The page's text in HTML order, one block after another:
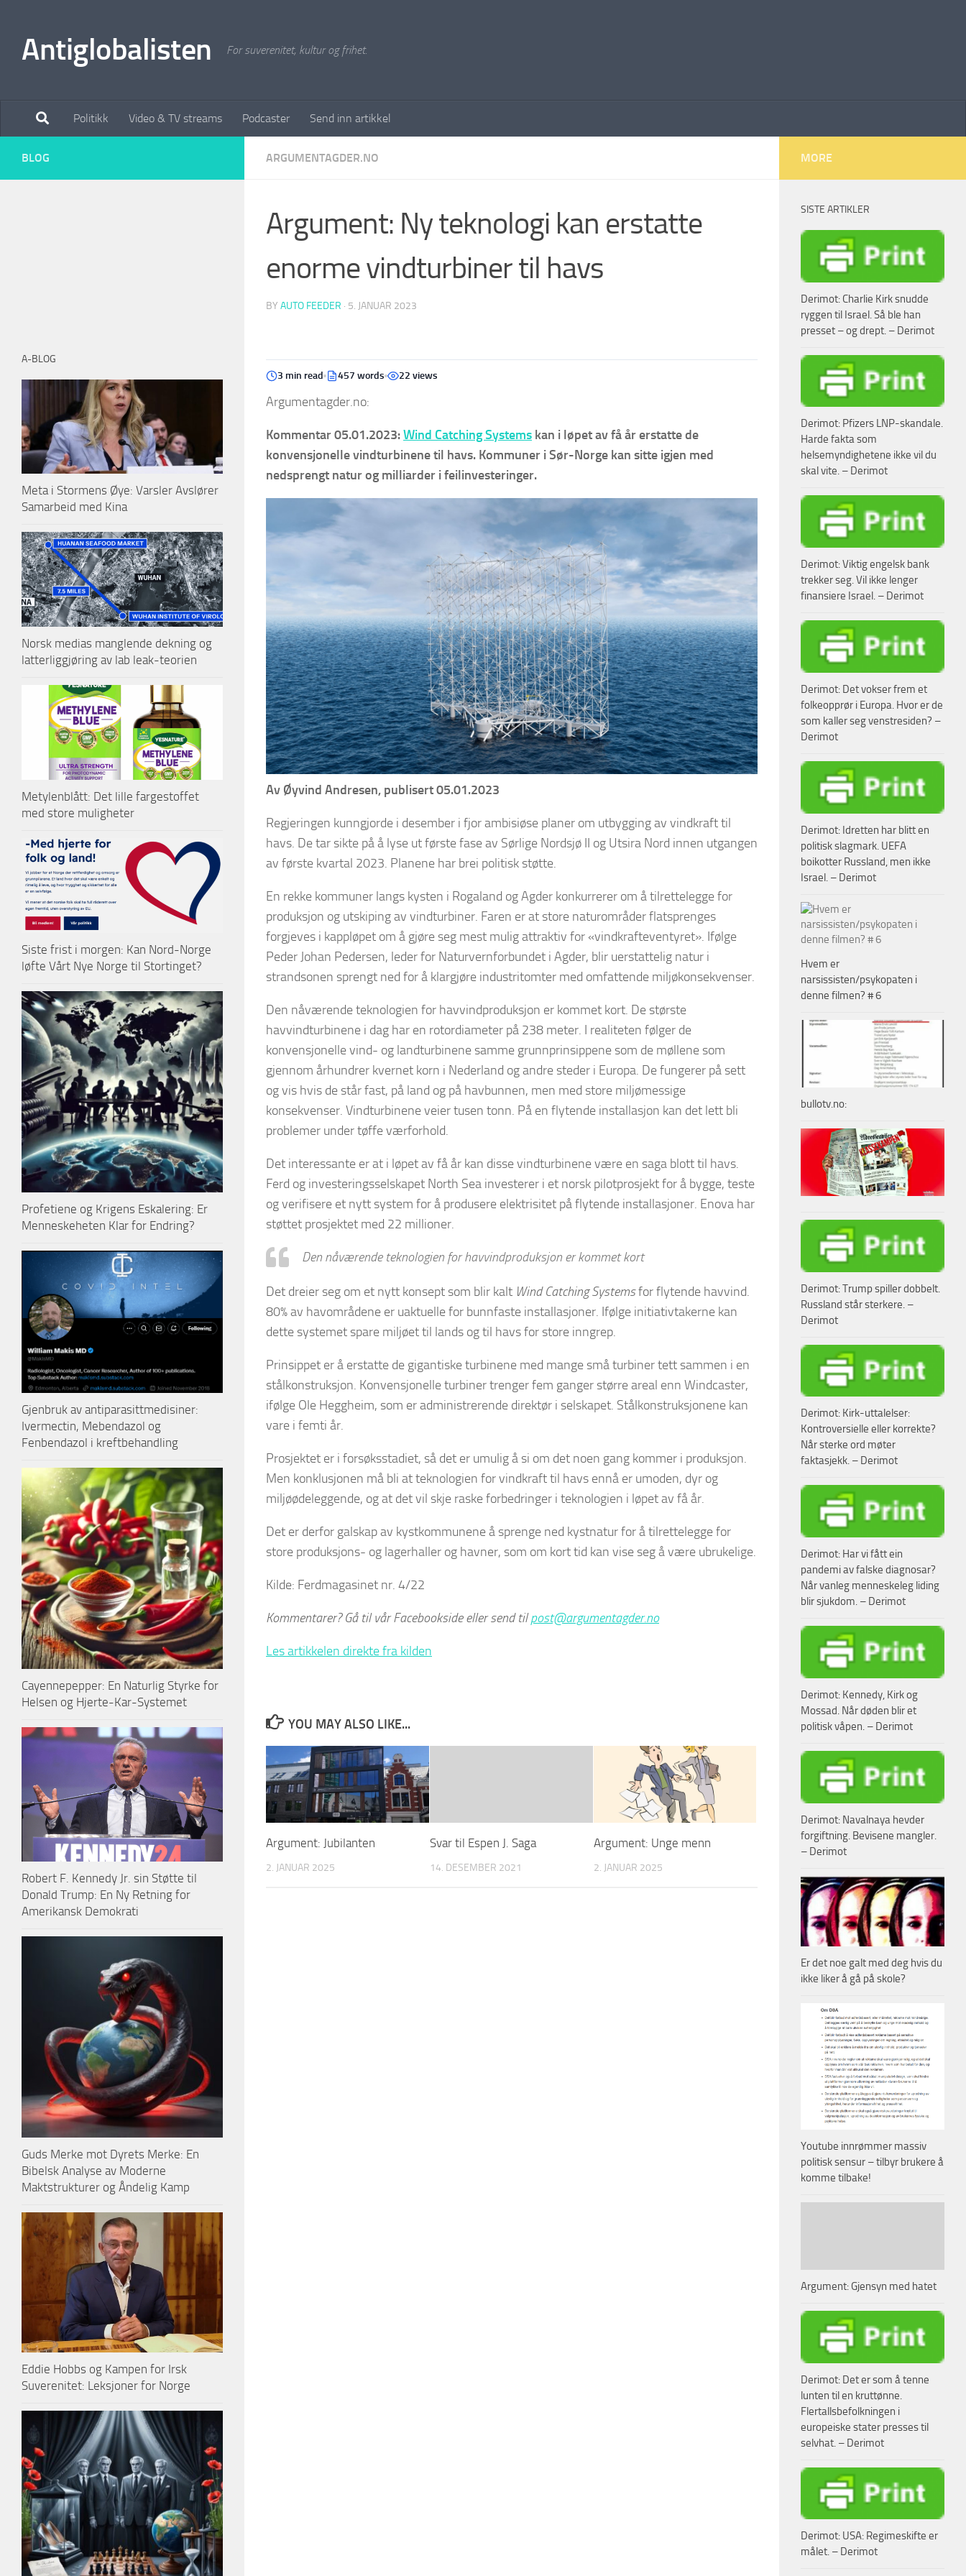
Antiglobalisten For suverenitet, kultur og frihet.
Politikk Video & TV streams Podcaster Send inn artikkel
ARGUMENTAGDER.NO
Argument: Ny teknologi kan erstatte
enorme vindturbiner til havs
BY AUTO FEEDER · 5. JANUAR 2023
3 min read 457 words 22 views
Argumentagder.no:
Kommentar 05.01.2023:Wind Catching Systems kan i løpet av få år erstatte de
konvensjonelle vindturbinene til havs. Kommuner i Sør-Norge kan sitte igjen med
nedsprengt natur og milliarder i feilinvesteringer.
Av Øyvind Andresen, publisert 05.01.2023
Regjeringen kunngjorde i desember i fjor ambisiøse planer om utbygging av vindkraft til
havs. De tar sikte på å lyse ut første fase av Sørlige Nordsjø II og Utsira Nord innen utgangen
av første kvartal 2023. Planene har brei politisk støtte.
En rekke kommuner langs kysten i Rogaland og Agder konkurrerer om å tilrettelegge for
produksjon og utskiping av vindturbiner. Faren er at store naturområder flatsprenges
forgjeves i kappløpet om å gjøre seg mest mulig attraktiv for «vindkrafteventyret». Ifølge
Peder Johan Pedersen, leder for Naturvernforbundet i Agder, blir uerstattelig natur i
strandsonen sprengt ned for å klargjøre industritomter med omfattende miljøkonsekvenser.
Den nåværende teknologien for havvindproduksjon er kommet kort. De største
havvindturbinene i dag har en rotordiameter på 238 meter. I realiteten følger de
konvensjonelle vind- og landturbinene samme grunnprinsippene som de møllene som
gjennom århundrer kvernet korn i Nederland og andre steder i Europa. De fungerer på sett
og vis hvis de står fast, på land og på havbunnen, men med store miljømessige
konsekvenser. Vindturbinene veier tusen tonn. På en flytende installasjon kan det lett bli
problemer under tøffe værforhold.
Det interessante er at i løpet av få år kan disse vindturbinene være en saga blott til havs.
Ferd og investeringsselskapet North Sea investerer i et norsk pilotprosjekt for å bygge, teste
og verifisere et nytt system for å produsere elektrisitet på flytende installasjoner. Enova har
støttet prosjektet med 22 millioner.
Den nåværende teknologien for havvindproduksjon er kommet kort
Det dreier seg om et nytt konsept som blir kalt Wind Catching Systemsfor flytende havvind.
80% av havområdene er uaktuelle for bunnfaste installasjoner. Ifølge initiativtakerne kan
dette systemet spare miljøet til lands og til havs for store inngrep.
Prinsippet er å erstatte de gigantiske turbinene med mange små turbiner tett sammen i en
stålkonstruksjon. Konvensjonelle turbiner trenger fem ganger større areal enn Windcaster,
ifølge Ole Heggheim, som er administrerende direktør i selskapet. Stålkonstruksjonene kan
vare i femti år.
Prosjektet er i forsøksstadiet, så det er umulig å si om det noen gang kommer i produksjon.
Men konklusjonen må bli at teknologien for vindkraft til havs ennå er umoden, dyr og
miljøødeleggende, og at det vil skje raske forbedringer i teknologien i løpet av få år.
Det er derfor galskap av kystkommunene å sprenge ned kystnatur for å tilrettelegge for
store produksjons- og lagerhaller og havner, som om kort tid kan vise seg å være ubrukelige.
Kilde: Ferdmagasinet nr. 4/22
Kommentarer? Gå til vår Facebookside eller send tilpost@argumentagder.no
Les artikkelen direkte fra kilden
YOU MAY ALSO LIKE...
Argument: Jubilanten
2. JANUAR 2025
Svar til Espen J. Saga
14. DESEMBER 2021
Argument: Unge menn
2. JANUAR 2025
BLOG
A-BLOG
Meta i Stormens Øye: Varsler Avslører
Samarbeid med Kina
Norsk medias manglende dekning og
latterliggjøring av lab leak-teorien
Metylenblått: Det lille fargestoffet
med store muligheter
Siste frist i morgen: Kan Nord-Norge
løfte Vårt Nye Norge til Stortinget?
Profetiene og Krigens Eskalering: Er
Menneskeheten Klar for Endring?
Gjenbruk av antiparasittmedisiner:
Ivermectin, Mebendazol og
Fenbendazol i kreftbehandling
Cayennepepper: En Naturlig Styrke for
Helsen og Hjerte-Kar-Systemet
Robert F. Kennedy Jr. sin Støtte til
Donald Trump: En Ny Retning for
Amerikansk Demokrati
Guds Merke mot Dyrets Merke: En
Bibelsk Analyse av Moderne
Maktstrukturer og Åndelig Kamp
Eddie Hobbs og Kampen for Irsk
Suverenitet: Leksjoner for Norge
MORE
SISTE ARTIKLER
Derimot: Charlie Kirk snudde
ryggen til Israel. Så ble han
presset – og drept. – Derimot
Derimot: Pfizers LNP-skandale.
Harde fakta som
helsemyndighetene ikke vil du
skal vite. – Derimot
Derimot: Viktig engelsk bank
trekker seg. Vil ikke lenger
finansiere Israel. – Derimot
Derimot: Det vokser frem et
folkeopprør i Europa. Hvor er de
som kaller seg venstresiden? –
Derimot
Derimot: Idretten har blitt en
politisk slagmark. UEFA
boikotter Russland, men ikke
Israel. – Derimot
Hvem er
narsissisten/psykopaten i
denne filmen? # 6
bullotv.no:
Derimot: Trump spiller dobbelt.
Russland står sterkere. –
Derimot
Derimot: Kirk-uttalelser:
Kontroversielle eller korrekte?
Når sterke ord møter
faktasjekk. – Derimot
Derimot: Har vi fått ein
pandemi av falske diagnosar?
Når vanleg menneskeleg liding
blir sjukdom. – Derimot
Derimot: Kennedy, Kirk og
Mossad. Når døden blir et
politisk våpen. – Derimot
Derimot: Navalnaya hevder
forgiftning. Bevisene mangler.
– Derimot
Er det noe galt med deg hvis du
ikke liker å gå på skole?
Youtube innrømmer massiv
politisk sensur – tilbyr brukere å
komme tilbake!
Argument: Gjensyn med hatet
Derimot: Det er som å tenne
lunten til en kruttønne.
Flertallsbefolkningen i
europeiske stater presses til
selvhat. – Derimot
Derimot: USA: Regimeskifte er
målet. – Derimot